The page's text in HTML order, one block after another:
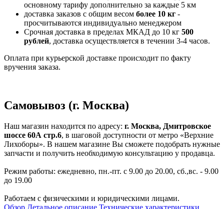
основному тарифу дополнительно за каждые 5 км
доставка заказов с общим весом более 10 кг -
просчитываются индивидуально менеджером
Срочная доставка в пределах МКАД до 10 кг 500
рублей, доставка осуществляется в течении 3-4 часов.
Оплата при курьерской доставке происходит по факту
вручения заказа.
Самовывоз (г. Москва)
Наш магазин находится по адресу: г. Москва, Дмитровское
шоссе 60А стр.6, в шаговой доступности от метро «Верхние
Лихоборы». В нашем магазине Вы сможете подобрать нужные
запчасти и получить необходимую консультацию у продавца.
Режим работы: ежедневно, пн.-пт. с 9.00 до 20.00, сб.,вс. - 9.00
до 19.00
Работаем с физическими и юридическими лицами.